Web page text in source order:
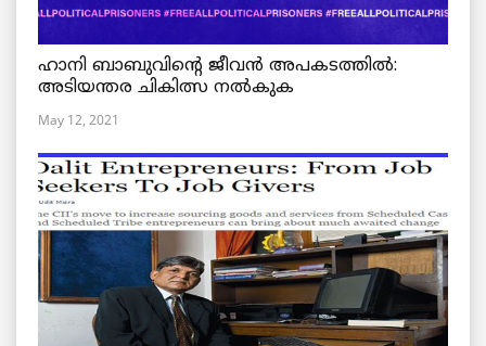
ഹാനി ബാബുവിന്റെ ജീവൻ അപകടത്തിൽ:
അടിയന്തര ചികിത്സ നൽകുക
May 12, 2021